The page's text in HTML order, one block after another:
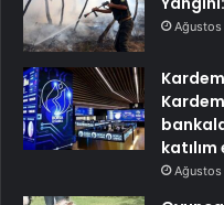
Ağustos
Ağustos